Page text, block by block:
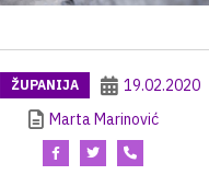
ŽUPANIJA 19.02.2020
Marta Marinović